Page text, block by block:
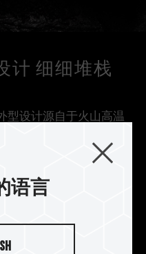
计 细细堆栈
型设计源自于火山高温
计，呈现玄武岩与沙
的散热效果，烙印 T-
玩味。
语言